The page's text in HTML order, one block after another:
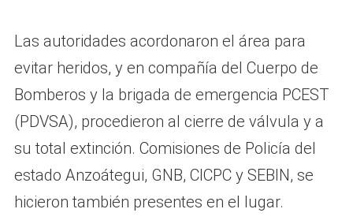
Las autoridades acordonaron el área para
evitar heridos, y en compañía del Cuerpo de
Bomberos y la brigada de emergencia PCEST
(PDVSA), procedieron al cierre de válvula y a
su total extinción. Comisiones de Policía del
estado Anzoátegui, GNB, CICPC y SEBIN, se
hicieron también presentes en el lugar.